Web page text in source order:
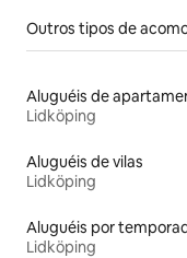
Outros tipos de
Aluguéis de
Lidköping
Aluguéis de vilas
Lidköping
Lidköping